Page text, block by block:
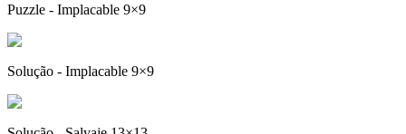
Puzzle - Implacable 9×9
Solução - Implacable 9×9